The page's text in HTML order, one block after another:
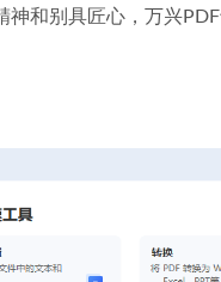
神和别具匠心，万兴
Master